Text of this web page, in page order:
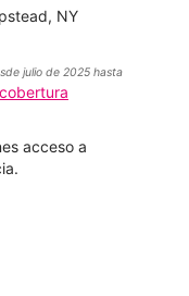
NY
julio de 2025 hasta
acceso a